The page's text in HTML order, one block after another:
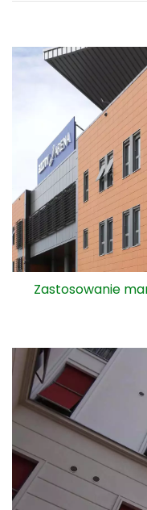
Zastosowanie